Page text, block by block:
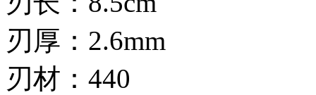
刃厚：2.6mm
刃材：440